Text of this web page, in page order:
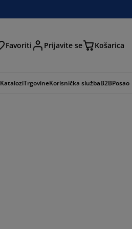
Favoriti Prijavite se Košarica
KataloziTrgovineKorisnička službaB2BPosao